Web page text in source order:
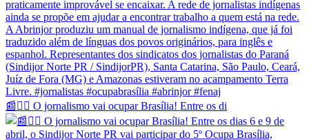
📰✊🏽 O jornalismo vai ocupar Brasília! Entre os di